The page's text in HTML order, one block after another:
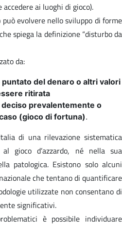
ai luoghi di gioco).
può evolvere nello sviluppo di forme
spiega la definizione “disturbo da
da:
del denaro o altri valori
ritirata
deciso prevalentemente o
(gioco di fortuna).
di una rilevazione sistematica
gioco d’azzardo, né nella sua
patologica. Esistono solo alcuni
che tentano di quantificare
utilizzate non consentano di
significativi.
è possibile individuare